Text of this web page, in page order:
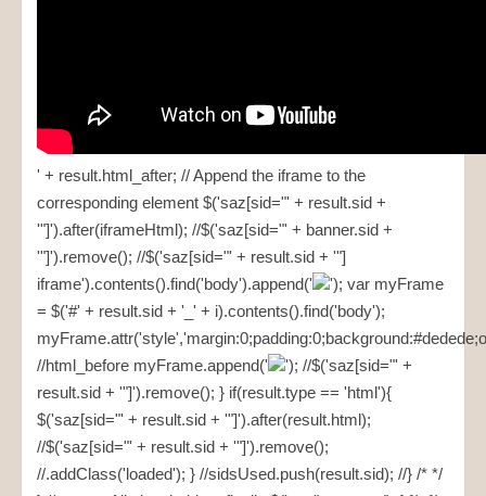
' + result.html_after; // Append the iframe to the
corresponding element $('saz[sid="' + result.sid +
'"]').after(iframeHtml); //$('saz[sid="' + banner.sid +
'"]').remove(); //$('saz[sid="' + result.sid + '"]
iframe').contents().find('body').append('
'); var myFrame
= $('#' + result.sid + '_' + i).contents().find('body');
//html_before myFrame.append('
'); //$('saz[sid="' +
result.sid + '"]').remove(); } if(result.type == 'html'){
$('saz[sid="' + result.sid + '"]').after(result.html);
//$('saz[sid="' + result.sid + '"]').remove();
//.addClass('loaded'); } //sidsUsed.push(result.sid); //} /* */